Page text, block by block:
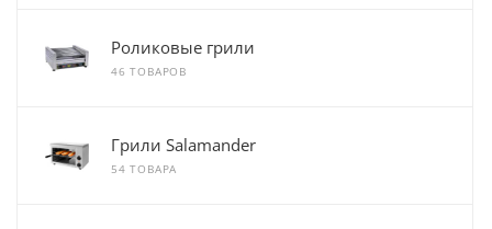
Роликовые грили
46 ТОВАРОВ
Грили Salamander
54 ТОВАРА